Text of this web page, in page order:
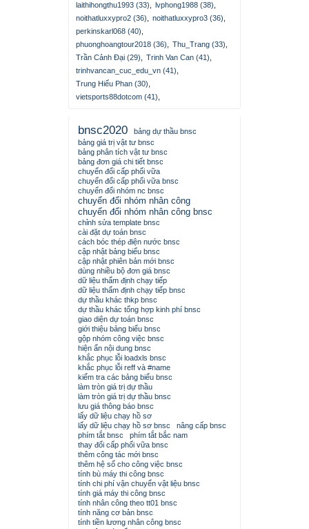
laithihongthu1993 (33)
lvphong1988 (38)
noithatluxxypro2 (36)
noithatluxxypro3 (36)
perkinskarl068 (40)
phuonghoangtour2018 (36)
Thu_Trang (33)
Trần Cảnh Đại (29)
Trinh Van Can (41)
trinhvancan_cuc_edu_vn (41)
Trung Hiếu Phan (30)
vietsports88dotcom (41)
bnsc2020
bảng dự thầu bnsc
bảng giá trị vật tư bnsc
bảng phân tích vật tư bnsc
bảng đơn giá chi tiết bnsc
chuyển đổi cấp phối vữa
chuyển đổi cấp phối vữa bnsc
chuyển đổi nhóm nc bnsc
chuyển đổi nhóm nhân công
chuyển đổi nhóm nhân công bnsc
chỉnh sửa template bnsc
cài đặt dự toán bnsc
cách bóc thép điện nước bnsc
cập nhật bảng biểu bnsc
cập nhật phiên bản mới bnsc
dùng nhiều bộ đơn giá bnsc
dữ liệu thẩm định chạy tiếp
dữ liệu thẩm định chạy tiếp bnsc
dự thầu khác thkp bnsc
dự thầu khác tổng hợp kinh phí bnsc
giao diện dự toán bnsc
giới thiệu bảng biểu bnsc
gộp nhóm công việc bnsc
hiện ẩn nội dung bnsc
khắc phục lỗi loadxls bnsc
khắc phục lỗi reff và #name
kiểm tra các bảng biểu bnsc
làm tròn giá trị dự thầu
làm tròn giá trị dự thầu bnsc
lưu giá thông báo bnsc
lấy dữ liệu chạy hồ sơ
lấy dữ liệu chạy hồ sơ bnsc
nâng cấp bnsc
phím tắt bnsc
phím tắt bắc nam
thay đổi cấp phối vữa bnsc
thêm công tác mới bnsc
thêm hệ số cho công việc bnsc
tính bù máy thi công bnsc
tính chi phí vận chuyển vật liệu bnsc
tính giá máy thi công bnsc
tính nhân công theo tt01 bnsc
tính năng cơ bản bnsc
tính tiền lương nhân công bnsc